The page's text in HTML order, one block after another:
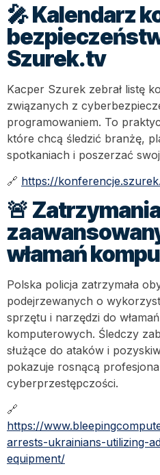
🎤Kalendarz
Szurek.tv
Kacper Szurek zebrał listę
związanych z
programowaniem. To
które chcą śledzić branżę,
spotkaniach i poszerzać
🔗 https://
🚨
włamań
Polska policja zatrzymała
podejrzewanych o
sprzętu i narzędzi do
komputerowych. Śledczy
służące do ataków i
pokazuje rosnącą
cyberprzestępczości.
🔗
https://
arrests-ukrainians-utilizing-
equipment/